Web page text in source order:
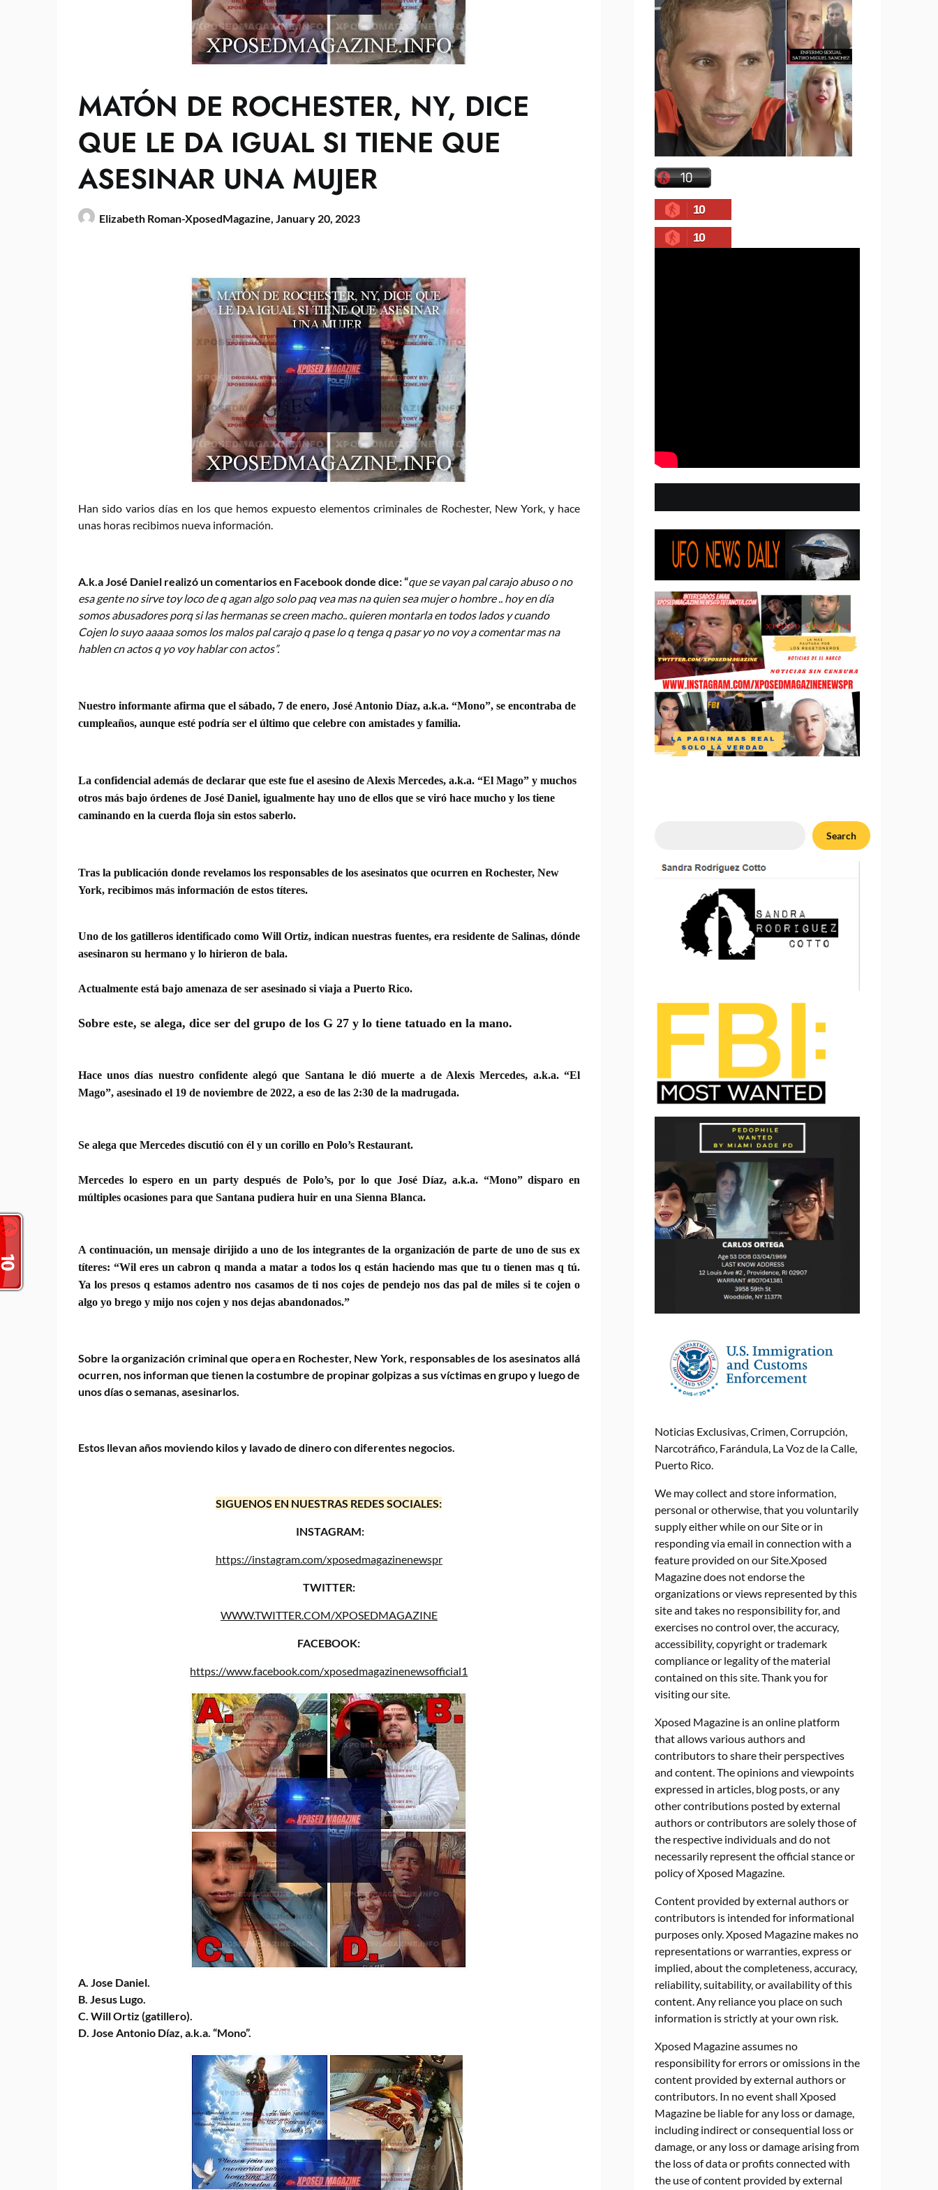
MATÓN DE ROCHESTER, NY, DICE
QUE LE DA IGUAL SI TIENE QUE
ASESINAR UNA MUJER
Elizabeth Roman-XposedMagazine, January 20, 2023
Han sido varios días en los que hemos expuesto elementos criminales de Rochester, New York, y hace
unas horas recibimos nueva información.
A.k.a José Daniel realizó un comentarios en Facebook donde dice: “que se vayan pal carajo abuso o no
esa gente no sirve toy loco de q agan algo solo paq vea mas na quien sea mujer o hombre .. hoy en día
somos abusadores porq si las hermanas se creen macho.. quieren montarla en todos lados y cuando
Cojen lo suyo aaaaa somos los malos pal carajo q pase lo q tenga q pasar yo no voy a comentar mas na
hablen cn actos q yo voy hablar con actos”.
Nuestro informante afirma que el sábado, 7 de enero, José Antonio Díaz, a.k.a. “Mono”, se encontraba de
cumpleaños, aunque esté podría ser el último que celebre con amistades y familia.
La confidencial además de declarar que este fue el asesino de Alexis Mercedes, a.k.a. “El Mago” y muchos
otros más bajo órdenes de José Daniel, igualmente hay uno de ellos que se viró hace mucho y los tiene
caminando en la cuerda floja sin estos saberlo.
Tras la publicación donde revelamos los responsables de los asesinatos que ocurren en Rochester, New
York, recibimos más información de estos títeres.
Uno de los gatilleros identificado como Will Ortiz, indican nuestras fuentes, era residente de Salinas, dónde
asesinaron su hermano y lo hirieron de bala.
Actualmente está bajo amenaza de ser asesinado si viaja a Puerto Rico.
Sobre este, se alega, dice ser del grupo de los G 27 y lo tiene tatuado en la mano.
Hace unos días nuestro confidente alegó que Santana le dió muerte a de Alexis Mercedes, a.k.a. “El
Mago”, asesinado el 19 de noviembre de 2022, a eso de las 2:30 de la madrugada.
Se alega que Mercedes discutió con él y un corillo en Polo’s Restaurant.
Mercedes lo espero en un party después de Polo’s, por lo que José Díaz, a.k.a. “Mono” disparo en
múltiples ocasiones para que Santana pudiera huir en una Sienna Blanca.
A continuación, un mensaje dirijido a uno de los integrantes de la organización de parte de uno de sus ex
títeres: “Wil eres un cabron q manda a matar a todos los q están haciendo mas que tu o tienen mas q tú.
Ya los presos q estamos adentro nos casamos de ti nos cojes de pendejo nos das pal de miles si te cojen o
algo yo brego y mijo nos cojen y nos dejas abandonados.”
Sobre la organización criminal que opera en Rochester, New York, responsables de los asesinatos allá
ocurren, nos informanque tienen la costumbre de propinar golpizas a sus víctimas en grupo y luego de
unos días o semanas, asesinarlos.
Estos llevan años moviendo kilos y lavado de dinero con diferentes negocios.
SIGUENOS EN NUESTRAS REDES SOCIALES:
INSTAGRAM:
https://instagram.com/xposedmagazinenewspr
TWITTER:
WWW.TWITTER.COM/XPOSEDMAGAZINE
FACEBOOK:
https://www.facebook.com/xposedmagazinenewsofficial1
A. Jose Daniel.
B. Jesus Lugo.
C. Will Ortiz (gatillero).
D. Jose Antonio Díaz, a.k.a. “Mono”.
10
10
Search
Noticias Exclusivas, Crimen, Corrupción,
Narcotráfico, Farándula, La Voz de la Calle,
Puerto Rico.
We may collect and store information,
personal or otherwise, that you voluntarily
supply either while on our Site or in
responding via email in connection with a
feature provided on our Site.Xposed
Magazine does not endorse the
organizations or views represented by this
site and takes no responsibility for, and
exercises no control over, the accuracy,
accessibility, copyright or trademark
compliance or legality of the material
contained on this site. Thank you for
visiting our site.
Xposed Magazine is an online platform
that allows various authors and
contributors to share their perspectives
and content. The opinions and viewpoints
expressed in articles, blog posts, or any
other contributions posted by external
authors or contributors are solely those of
the respective individuals and do not
necessarily represent the official stance or
policy of Xposed Magazine.
Content provided by external authors or
contributors is intended for informational
purposes only. Xposed Magazine makes no
representations or warranties, express or
implied, about the completeness, accuracy,
reliability, suitability, or availability of this
content. Any reliance you place on such
information is strictly at your own risk.
Xposed Magazine assumes no
responsibility for errors or omissions in the
content provided by external authors or
contributors. In no event shall Xposed
Magazine be liable for any loss or damage,
including indirect or consequential loss or
damage, or any loss or damage arising from
the loss of data or profits connected with
the use of content provided by external